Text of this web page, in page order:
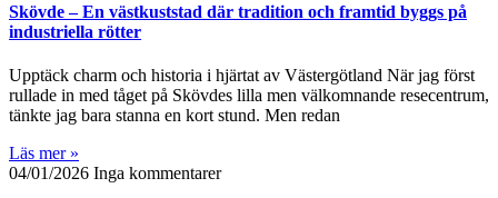
Skövde – En västkuststad där tradition och framtid byggs på
industriella rötter
Upptäck charm och historia i hjärtat av Västergötland När jag först
rullade in med tåget på Skövdes lilla men välkomnande resecentrum,
tänkte jag bara stanna en kort stund. Men redan
Läs mer »
04/01/2026 Inga kommentarer